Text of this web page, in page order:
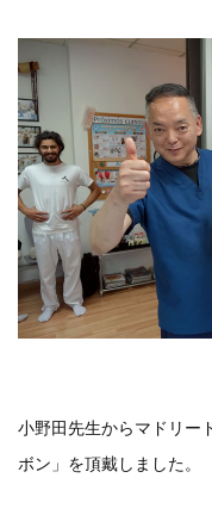
小野田先生からマドリー
ボン」を頂戴しました。